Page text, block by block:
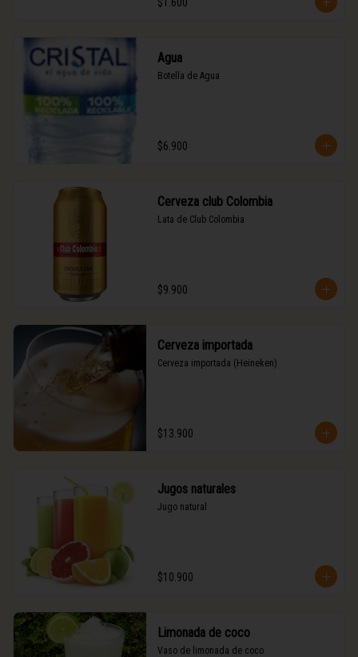
Agua
Botella de Agua
$6.900
Cerveza club Colombia
Lata de Club Colombia
$9.900
Cerveza importada
Cerveza importada (Heineken)
$13.900
Jugos naturales
Jugo natural
$10.900
Limonada de coco
Vaso de limonada de coco